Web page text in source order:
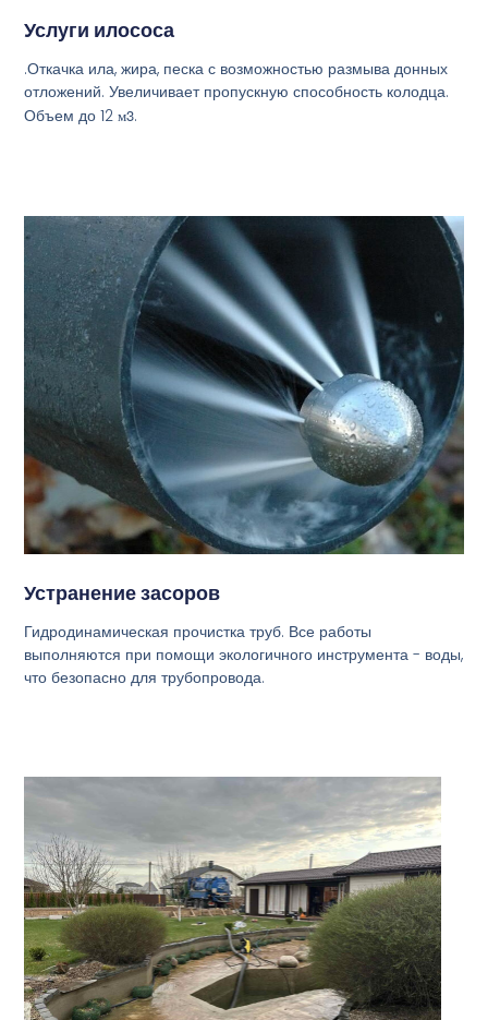
Услуги илососа
.Откачка ила, жира, песка с возможностью размыва донных
отложений. Увеличивает пропускную способность колодца.
Объем до 12м3.
Устранение засоров
Гидродинамическая прочистка труб. Все работы
выполняются при помощи экологичного инструмента - воды,
что безопасно для трубопровода.